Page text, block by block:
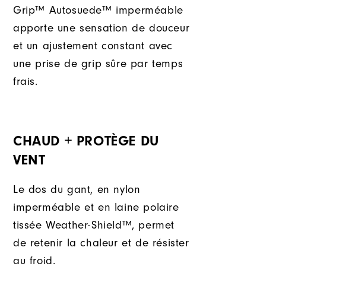
Grip™ Autosuede™ imperméable
apporte une sensation de douceur
et un ajustement constant avec
une prise de grip sûre par temps
frais.
CHAUD + PROTÈGE DU
VENT
Le dos du gant, en nylon
imperméable et en laine polaire
tissée Weather-Shield™, permet
de retenir la chaleur et de résister
au froid.